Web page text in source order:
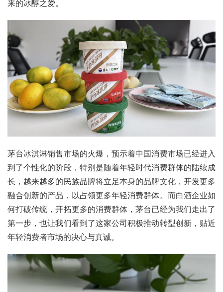
来的冰醇之爱。
茅台冰淇淋销售市场的火爆，预示着中国消费市场已经进入
到了个性化的阶段，特别是随着年轻时代消费群体的陆续成
长，越来越多的民族品牌将立足本身的品牌文化，开发更多
融合创新的产品，以占领更多年轻消费群体。而白酒企业如
何打破传统，开拓更多的消费群体，茅台已经为我们走出了
第一步，也让我们看到了这家公司积极推动转型创新，贴近
年轻消费者市场的决心与真诚。